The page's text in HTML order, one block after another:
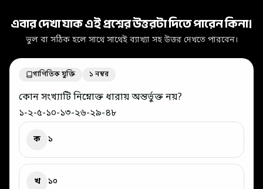
এবার দেখা যাক এই প্রশ্নের উত্তরটা দিতে পারেন কিনা।
ভুল বা সঠিক হলে সাথে সাথেই ব্যাখ্যা সহ উত্তর দেখতে পারবেন।
গাণিতিক যুক্তি ১ নম্বর
কোন সংখ্যাটি নিম্নোক্ত ধারায় অন্তর্ভুক্ত নয়?
১-২-৫-১০-১৩-২৬-২৯-৪৮
ক ১
খ ১০